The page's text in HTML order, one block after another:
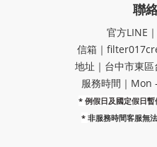
聯
官方LINE
信箱｜
地址｜​台中市東
服務時間｜Mon
* 例假日及國定假日
* 非服務時間客服無